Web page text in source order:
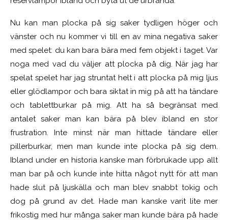
Nu kan man plocka på sig saker tydligen höger och
vänster och nu kommer vi till en av mina negativa saker
med spelet: du kan bara bära med fem objekt i taget. Var
noga med vad du väljer att plocka på dig. När jag har
spelat spelet har jag struntat helt i att plocka på mig ljus
eller glödlampor och bara siktat in mig på att ha tändare
och tablettburkar på mig. Att ha så begränsat med
antalet saker man kan bära på blev ibland en stor
frustration. Inte minst när man hittade tändare eller
pillerburkar, men man kunde inte plocka på sig dem.
Ibland under en historia kanske man förbrukade upp allt
man bar på och kunde inte hitta något nytt för att man
hade slut på ljuskälla och man blev snabbt tokig och
dog på grund av det. Hade man kanske varit lite mer
frikostig med hur många saker man kunde bära på hade